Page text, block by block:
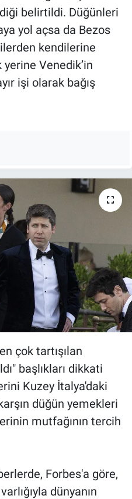
belirtildi. Düğünleri
yol açsa da Bezos
kendilerine
Venedik’in
işi olarak bağış
çok tartışılan
başlıkları dikkati
Kuzey İtalya'daki
düğün yemekleri
mutfağının tercih
Forbes'a göre,
dünyanın